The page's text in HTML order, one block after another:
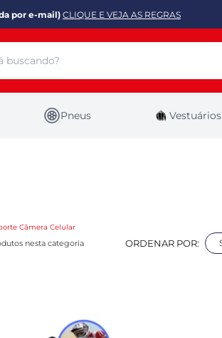
por e-mail) CLIQUE E VEJA AS REGRAS
Pneus Vestuários
Câmera Celular
nesta categoria ORDENAR POR: